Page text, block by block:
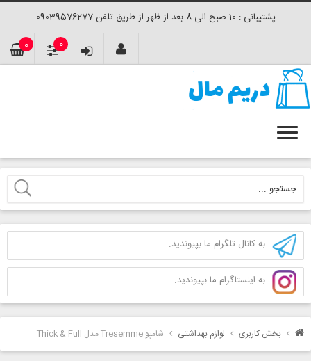
پشتیبانی : 10 صبح الی 8 بعد از ظهر از طریق تلفن 09039576277
0 0
به کانال تلگرام ما بپیوندید.
به اینستاگرام ما بپیوندید.
بخش کاربری لوازم بهداشتی شامپو Tresemme مدل Thick & Full